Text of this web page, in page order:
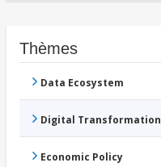
Thèmes
Data Ecosystem
Digital Transformation
Economic Policy